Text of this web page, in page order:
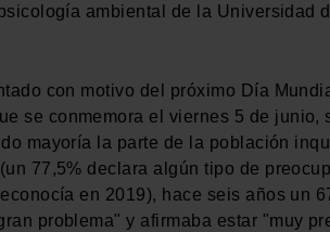
ambiental de la Universidad
con motivo del próximo Día
se conmemora el viernes 5 de junio,
mayoría la parte de la población
77,5% declara algún tipo de
en 2019), hace seis años un
problema" y afirmaba estar "muy